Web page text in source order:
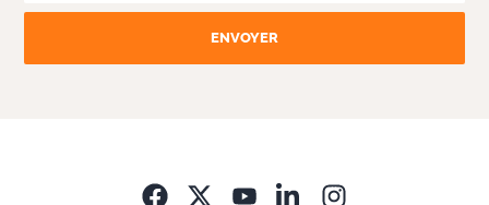
ENVOYER